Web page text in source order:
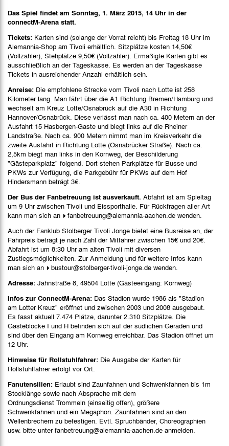
Das Spiel findet am Sonntag, 1. März 2015, 14 Uhr in der
connectM-Arena statt.
Tickets: Karten sind (solange der Vorrat reicht) bis Freitag 18 Uhr im
Alemannia-Shop am Tivoli erhältlich. Sitzplätze kosten 14,50€
(Vollzahler), Stehplätze 9,50€ (Vollzahler). Ermäßigte Karten gibt es
ausschließlich an der Tageskasse. Es werden an der Tageskasse
Tickets in ausreichender Anzahl erhältlich sein.
Anreise: Die empfohlene Strecke vom Tivoli nach Lotte ist 258
Kilometer lang. Man fährt über die A1 Richtung Bremen/Hamburg und
wechselt am Kreuz Lotte/Osnabrück auf die A30 in Richtung
Hannover/Osnabrück. Diese verlässt man nach ca. 400 Metern an der
Ausfahrt 15 Hasbergen-Gaste und biegt links auf die Rheiner
Landstraße. Nach ca. 900 Metern nimmt man im Kreisverkehr die
zweite Ausfahrt in Richtung Lotte (Osnabrücker Straße). Nach ca.
2,5km biegt man links in den Kornweg, der Beschilderung
"Gästeparkplatz" folgend. Dort stehen Parkplätze für Busse und
PKWs zur Verfügung, die Parkgebühr für PKWs auf dem Hof
Hindersmann beträgt 3€.
Der Bus der Fanbetreuung ist ausverkauft. Abfahrt ist am Spieltag
um 9 Uhr zwischen Tivoli und Eissporthalle. Für Rückfragen aller Art
kann man sich an
fanbetreuung@alemannia-aachen.de wenden.
Auch der Fanklub Stolberger Tivoli Jonge bietet eine Busreise an, der
Fahrpreis beträgt je nach Zahl der Mitfahrer zwischen 15€ und 20€.
Abfahrt ist um 8:30 Uhr am alten Tivoli mit diversen
Zustiegsmöglichkeiten. Zur Anmeldung und für weitere Infos kann
man sich an
bustour@stolberger-tivoli-jonge.de wenden.
Adresse: Jahnstraße 8, 49504 Lotte (Gästeeingang: Kornweg)
Infos zur ConnectM-Arena: Das Stadion wurde 1986 als "Stadion
am Lotter Kreuz" eröffnet und zwischen 2003 und 2008 ausgebaut.
Es fasst aktuell 7.474 Plätze, darunter 2.310 Sitzplätze. Die
Gästeblöcke I und H befinden sich auf der südlichen Geraden und
sind über den Eingang am Kornweg erreichbar. Das Stadion öffnet um
12 Uhr.
Hinweise für Rollstuhlfahrer: Die Ausgabe der Karten für
Rollstuhlfahrer erfolgt vor Ort.
Fanutensilien: Erlaubt sind Zaunfahnen und Schwenkfahnen bis 1m
Stocklänge sowie nach Absprache mit dem
Ordnungsdienst Trommeln (einseitig offen), größere
Schwenkfahnen und ein Megaphon. Zaunfahnen sind an den
Wellenbrechern zu befestigen. Evtl. Spruchbänder, Choreographien
usw. bitte unter fanbetreuung@alemannia-aachen.de anmelden.